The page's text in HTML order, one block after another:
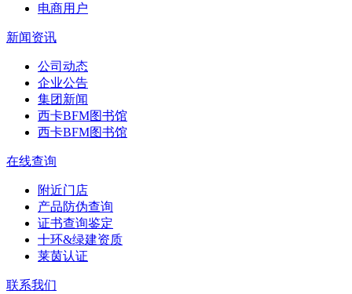
电商用户
新闻资讯
公司动态
企业公告
集团新闻
西卡BFM图书馆
西卡BFM图书馆
在线查询
附近门店
产品防伪查询
证书查询鉴定
十环&绿建资质
莱茵认证
联系我们